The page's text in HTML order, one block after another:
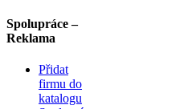
Spolupráce –
Reklama
Přidat
firmu do
katalogu